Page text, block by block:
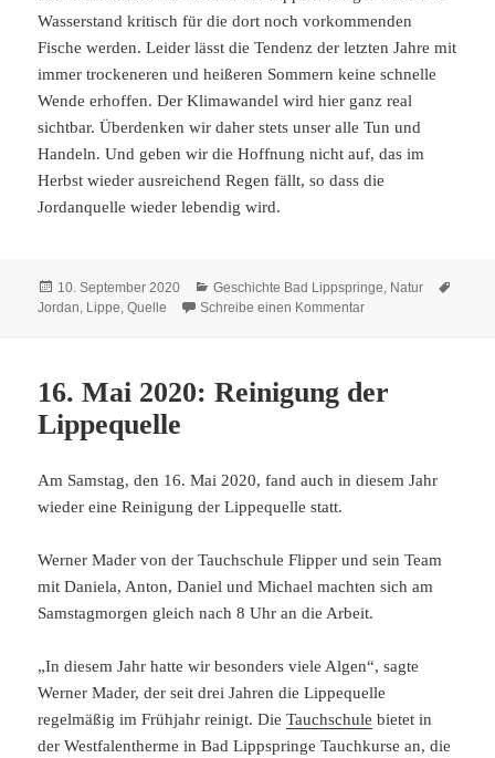
Wasserstand kritisch für die dort noch vorkommenden
Fische werden. Leider lässt die Tendenz der letzten Jahre mit
immer trockeneren und heißeren Sommern keine schnelle
Wende erhoffen. Der Klimawandel wird hier ganz real
sichtbar. Überdenken wir daher stets unser alle Tun und
Handeln. Und geben wir die Hoffnung nicht auf, das im
Herbst wieder ausreichend Regen fällt, so dass die
Jordanquelle wieder lebendig wird.
Veröffentlicht
am
10. September 2020 Kategorien
Geschichte Bad Lippspringe, Natur
Jordan, Lippe,Quelle Schreibe einen Kommentarzu Jordanquelle
16. Mai 2020: Reinigung der
Lippequelle
Am Samstag, den 16. Mai 2020, fand auch in diesem Jahr
wieder eine Reinigung der Lippequelle statt.
Werner Mader von der Tauchschule Flipper und sein Team
mit Daniela, Anton, Daniel und Michael machten sich am
Samstagmorgen gleich nach 8 Uhr an die Arbeit.
„In diesem Jahr hatte wir besonders viele Algen“, sagte
Werner Mader, der seit drei Jahren die Lippequelle
regelmäßig im Frühjahr reinigt. DieTauchschule bietet in
der Westfalentherme in Bad Lippspringe Tauchkurse an, die